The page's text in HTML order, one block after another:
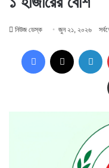
নিউজ ডেস্ক জুন ২১, ২০২৬
Facebook